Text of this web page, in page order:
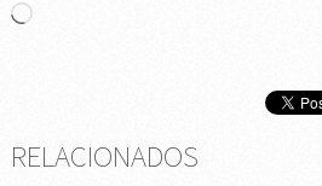
Cargando...
RELACIONADOS